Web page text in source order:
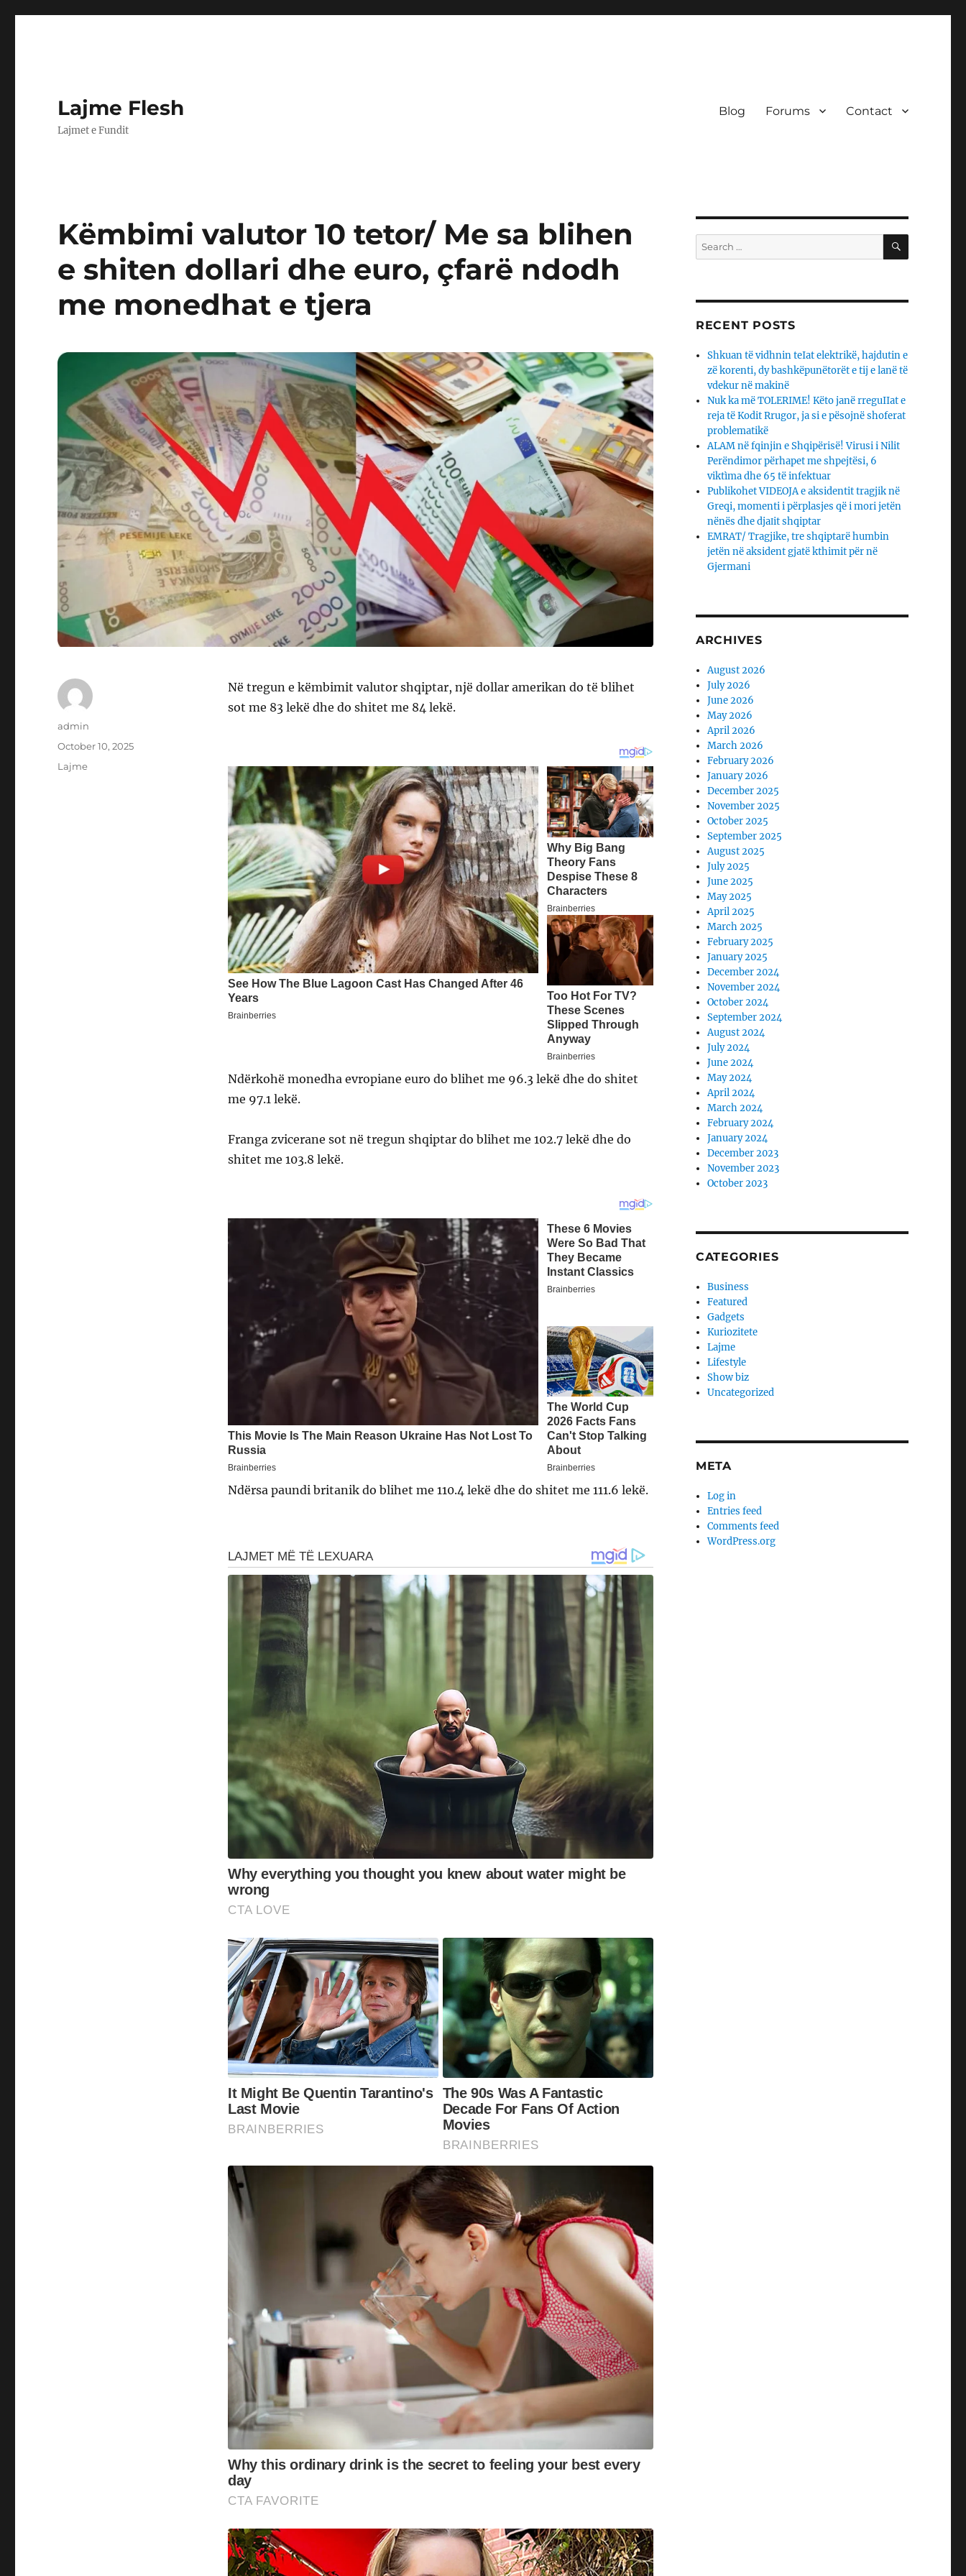
Lajme Flesh
Lajmet e Fundit
Blog Forums Contact
Këmbimi valutor 10 tetor/ Me sa blihen
e shiten dollari dhe euro, çfarë ndodh
me monedhat e tjera
Në tregun e këmbimit valutor shqiptar, një dollar amerikan do të blihet
sot me 83 lekë dhe do shitet me 84 lekë.
Ndërkohë monedha evropiane euro do blihet me 96.3 lekë dhe do shitet
me 97.1 lekë.
Franga zvicerane sot në tregun shqiptar do blihet me 102.7 lekë dhe do
shitet me 103.8 lekë.
Ndërsa paundi britanik do blihet me 110.4 lekë dhe do shitet me 111.6 lekë.
Author
admin
Posted
October 10, 2025
Categories
Lajme
Search
for:
SEARCH
RECENT POSTS
Shkuan të vidhnin teIat elektrikë, hajdutin e
zë korenti, dy bashkëpunëtorët e tij e lanë të
vdekur në makinë
Nuk ka më TOLERIME! Këto janë rreguIIat e
reja të Kodit Rrugor, ja si e pësojnë shoferat
problematikë
ALAM në fqinjin e Shqipërisë! Virusi i Nilit
Perëndimor përhapet me shpejtësi, 6
viktìma dhe 65 të infektuar
Publikohet VIDEOJA e aksidentit tragjik në
Greqi, momenti i përplasjes që i mori jetën
nënës dhe djaΙit shqiptar
EMRAT/ Tragjike, tre shqiptarë humbin
jetën në aksident gjatë kthimit për në
Gjermani
ARCHIVES
August 2026
July 2026
June 2026
May 2026
April 2026
March 2026
February 2026
January 2026
December 2025
November 2025
October 2025
September 2025
August 2025
July 2025
June 2025
May 2025
April 2025
March 2025
February 2025
January 2025
December 2024
November 2024
October 2024
September 2024
August 2024
July 2024
June 2024
May 2024
April 2024
March 2024
February 2024
January 2024
December 2023
November 2023
October 2023
CATEGORIES
Business
Featured
Gadgets
Kuriozitete
Lajme
Lifestyle
Show biz
Uncategorized
META
Log in
Entries feed
Comments feed
WordPress.org